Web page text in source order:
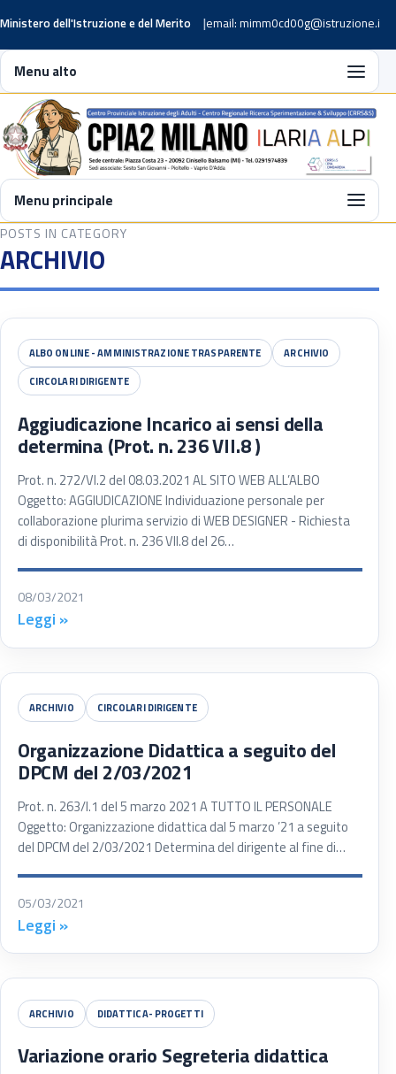
Ministero dell'Istruzione e del Merito email: mimm0cd00g@istruzione.it
Menu alto
Menu principale
POSTS IN CATEGORY
ARCHIVIO
ALBO ONLINE - AMMINISTRAZIONE TRASPARENTE
ARCHIVIO
CIRCOLARI DIRIGENTE
Aggiudicazione Incarico ai sensi della
determina (Prot. n. 236 VII.8 )
Prot. n. 272/VI.2 del 08.03.2021 AL SITO WEB ALL’ALBO
Oggetto: AGGIUDICAZIONE Individuazione personale per
collaborazione plurima servizio di WEB DESIGNER - Richiesta
di disponibilità Prot. n. 236 VII.8 del 26…
08/03/2021
Leggi »
ARCHIVIO CIRCOLARI DIRIGENTE
Organizzazione Didattica a seguito del
DPCM del 2/03/2021
Prot. n. 263/I.1 del 5 marzo 2021 A TUTTO IL PERSONALE
Oggetto: Organizzazione didattica dal 5 marzo ’21 a seguito
del DPCM del 2/03/2021 Determina del dirigente al fine di…
05/03/2021
Leggi »
ARCHIVIO DIDATTICA- PROGETTI
Variazione orario Segreteria didattica